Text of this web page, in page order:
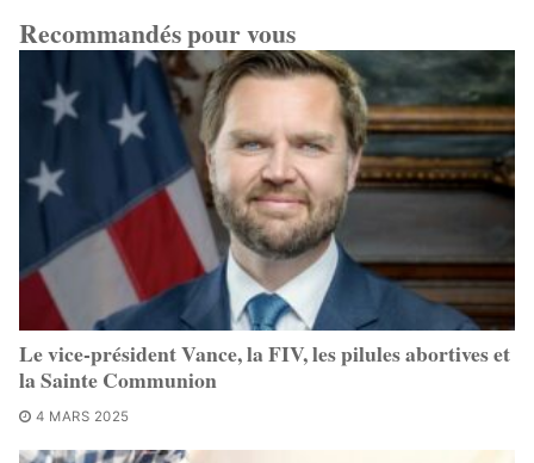
Recommandés pour vous
Le vice-président Vance, la FIV, les pilules abortives et
la Sainte Communion
4 MARS 2025